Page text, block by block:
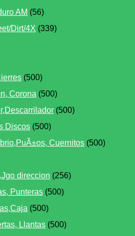
AM (56)
Dirt/4X (339)
(500)
Corona (500)
(500)
Discos (500)
Cuernitos (500)
direccion (256)
Punteras (500)
(500)
Llantas (500)